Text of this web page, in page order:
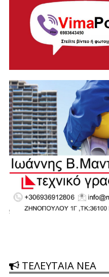
ΤΕΛΕΥΤΑΙΑ ΝΕΑ